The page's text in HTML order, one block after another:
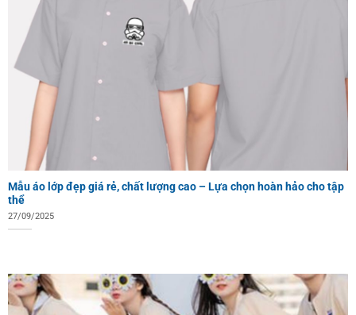
Mẫu áo lớp đẹp giá rẻ, chất lượng cao – Lựa chọn hoàn hảo cho tập
thể
27/09/2025